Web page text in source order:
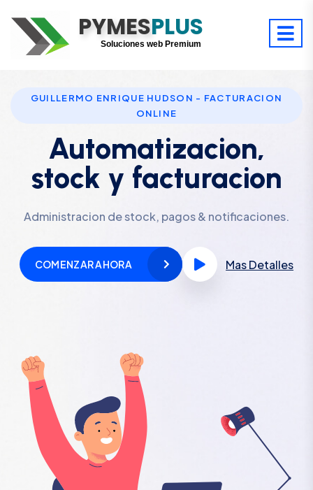
PYMESPLUS
Digitaliza tu éxito
Soluciones web Premium
GUILLERMO ENRIQUE HUDSON - FACTURACION
ONLINE
Automatizacion,
stock y facturacion
Administracion de stock, pagos & notificaciones.
COMENZAR AHORA Mas Detalles